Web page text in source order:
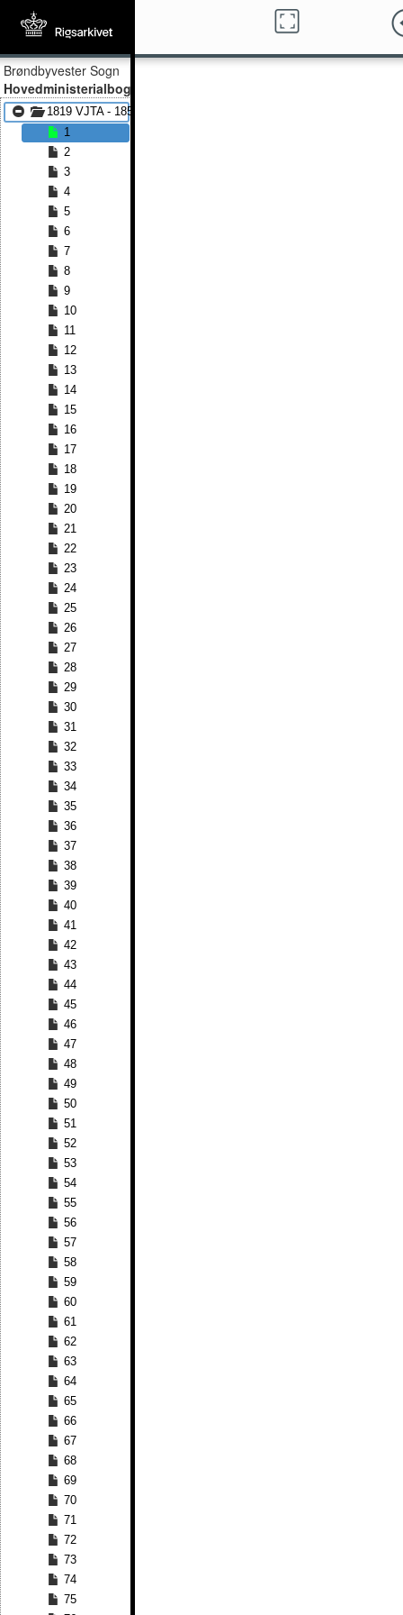
Brøndbyvester Sogn
Hovedministerialbog
1819 VJTA - 1855 VJTA
1
2
3
4
5
6
7
8
9
10
11
12
13
14
15
16
17
18
19
20
21
22
23
24
25
26
27
28
29
30
31
32
33
34
35
36
37
38
39
40
41
42
43
44
45
46
47
48
49
50
51
52
53
54
55
56
57
58
59
60
61
62
63
64
65
66
67
68
69
70
71
72
73
74
75